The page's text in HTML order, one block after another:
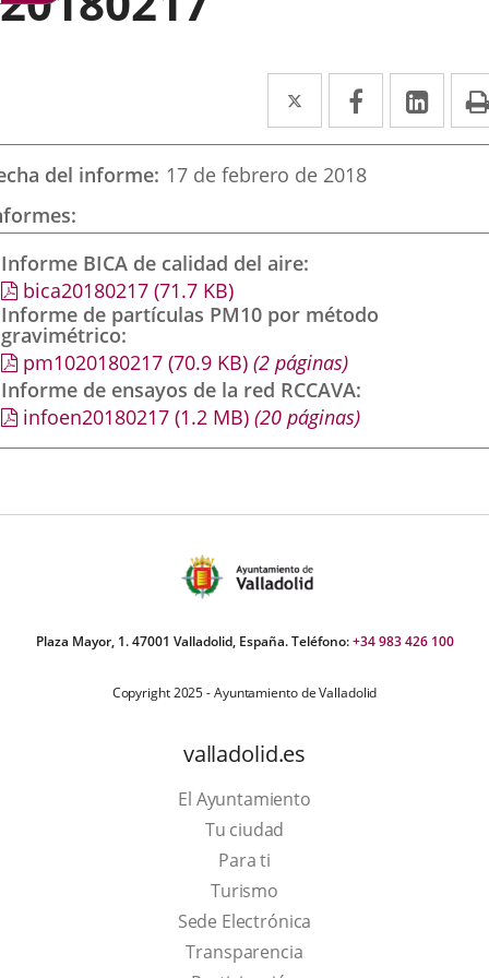
Twitter
Enlace
a
una
externa.
Facebook
Enlace
a
una
externa.
a
del informe 17 de febrero de 2018
Informe BICA de calidad del aire
bica20180217 (71.7 KB)
Informe de partículas PM10 por método
gravimétrico
pm1020180217 (70.9 KB) (2 páginas)
Informe de ensayos de la red RCCAVA
infoen20180217 (1.2 MB) (20 páginas)
Plaza Mayor, 1. 47001 Valladolid, España. Teléfono:+34 983 426 100
Copyright 2025 - Ayuntamiento de Valladolid
valladolid.es
El Ayuntamiento
Tu ciudad
Para ti
TurismoThis
link
will
Sede Electrónica
Transparencia